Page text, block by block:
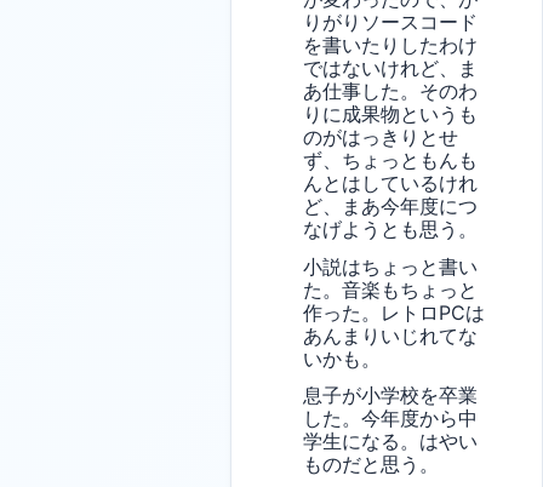
りがりソースコード
を書いたりしたわけ
ではないけれど、ま
あ仕事した。そのわ
りに成果物というも
のがはっきりとせ
ず、ちょっともんも
んとはしているけれ
ど、まあ今年度につ
なげようとも思う。
小説はちょっと書い
た。音楽もちょっと
作った。レトロPCは
あんまりいじれてな
いかも。
息子が小学校を卒業
した。今年度から中
学生になる。はやい
ものだと思う。